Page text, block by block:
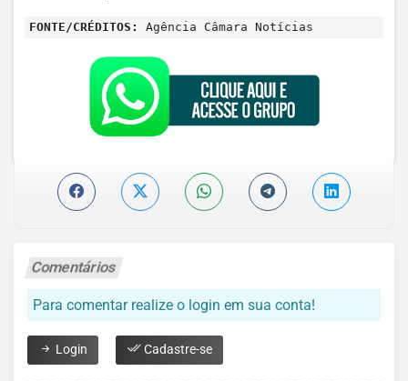
FONTE/CRÉDITOS: Agência Câmara Notícias
Comentários
Para comentar realize o login em sua conta!
Login Cadastre-se